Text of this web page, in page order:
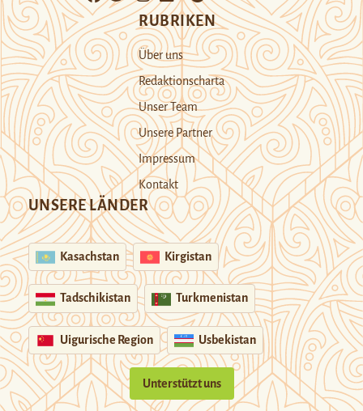
RUBRIKEN
Über uns
Redaktionscharta
Unser Team
Unsere Partner
Impressum
Kontakt
UNSERE LÄNDER
Kasachstan Kirgistan
Tadschikistan Turkmenistan
Uigurische Region Usbekistan
Unterstützt uns